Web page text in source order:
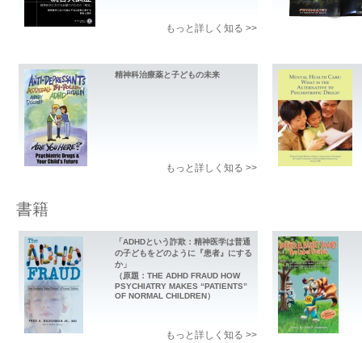
もっと詳しく知る >>
精神科治療薬と子どもの未来
もっと詳しく知る >>
書籍
「ADHDという詐欺：精神医学は普通
の子どもをどのように『患者』にする
か」
（原題：THE ADHD FRAUD HOW
PSYCHIATRY MAKES “PATIENTS”
OF NORMAL CHILDREN）
もっと詳しく知る >>